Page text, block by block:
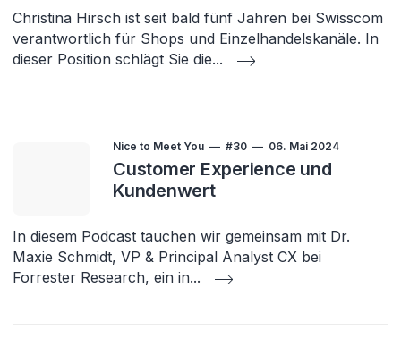
Christina Hirsch ist seit bald fünf Jahren bei Swisscom
verantwortlich für Shops und Einzelhandelskanäle. In
dieser Position schlägt Sie die...
Nice to Meet You #30 06. Mai 2024
Customer Experience und
Kundenwert
In diesem Podcast tauchen wir gemeinsam mit Dr.
Maxie Schmidt, VP & Principal Analyst CX bei
Forrester Research, ein in...